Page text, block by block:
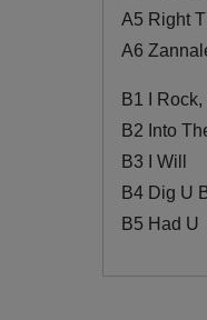
A5 Right
A6
B1 I
B2 Into
B3 I Will
B4 Dig U
B5 Had U